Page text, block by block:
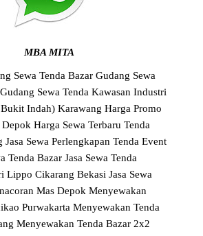
MBA MITA
Sewa Tenda BazarGudang Sewa
Gudang Sewa Tenda Kawasan Industri
Indah) KarawangHarga Promo
DepokHarga Sewa Terbaru Tenda
Jasa Sewa Perlengkapan Tenda Event
Tenda BazarJasa Sewa Tenda
Lippo Cikarang BekasiJasa Sewa
Mas DepokMenyewakan
PurwakartaMenyewakan Tenda
Menyewakan Tenda Bazar 2x2